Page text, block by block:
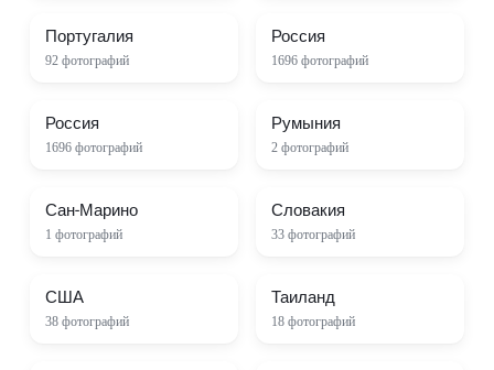
Португалия
92 фотографий
Россия
1696 фотографий
Россия
1696 фотографий
Румыния
2 фотографий
Сан-Марино
1 фотографий
Словакия
33 фотографий
США
38 фотографий
Таиланд
18 фотографий